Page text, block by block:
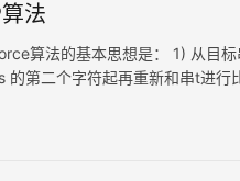
法
算法的基本思想是： 1) 从目
第二个字符起再重新和串t进